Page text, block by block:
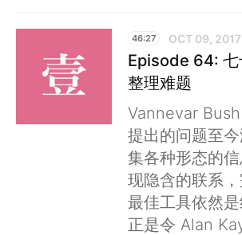
46:27 OCT 09, 2017
Episode 64: 七
整理难题
Vannevar
提出的问题至
集各种形态的
现隐含的联系
最佳工具依然
正是令 Alan